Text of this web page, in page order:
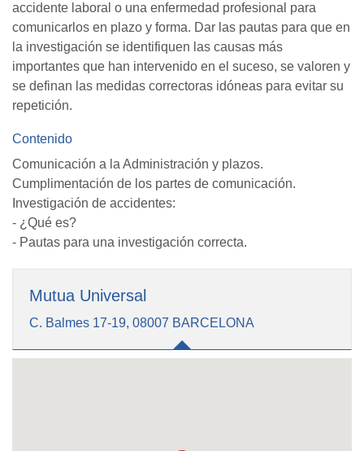
accidente laboral o una enfermedad profesional para
comunicarlos en plazo y forma. Dar las pautas para que en
la investigación se identifiquen las causas más
importantes que han intervenido en el suceso, se valoren y
se definan las medidas correctoras idóneas para evitar su
repetición.
Contenido
Comunicación a la Administración y plazos.
Cumplimentación de los partes de comunicación.
Investigación de accidentes:
- ¿Qué es?
- Pautas para una investigación correcta.
Mutua Universal
C. Balmes 17-19, 08007 BARCELONA